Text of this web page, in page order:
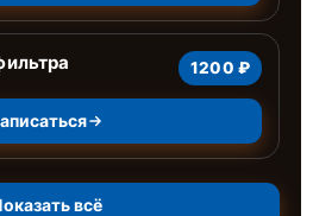
1200 ₽
всё